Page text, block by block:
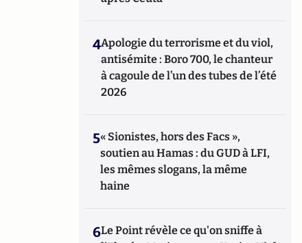
4Apologie du terrorisme et du viol,
antisémite : Boro 700, le chanteur
à cagoule de l’un des tubes de l’été
2026
5« Sionistes, hors des Facs »,
soutien au Hamas : du GUD à LFI,
les mêmes slogans, la même
haine
6Le Point révèle ce qu'on sniffe à